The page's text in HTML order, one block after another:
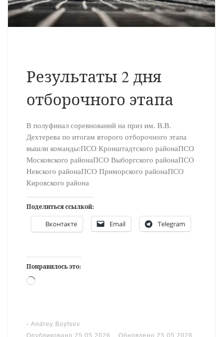
Результаты 2 дня
отборочного этапа
В полуфинал соревнований на приз им. В.В.
Дехтерева по итогам второго отборочного этапа
вышли команды:ПСО Кронштадтского районаПСО
Московского районаПСО Выборгского районаПСО
Невского районаПСО Приморского районаПСО
Кировского района
Поделиться ссылкой:
Вконтакте Email Telegram
Понравилось это:
Загрузка…
- Andrey Boytsov
Опубликовано 25.05.2026 Обновлено 25.05.2026